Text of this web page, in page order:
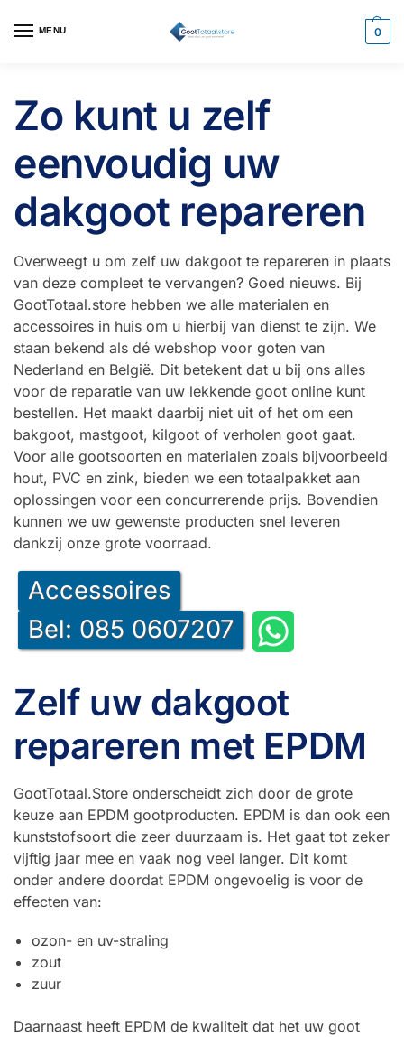
MENU 0
Zo kunt u zelf
eenvoudig uw
dakgoot repareren
Overweegt u om zelf uw dakgoot te repareren in plaats
van deze compleet te vervangen? Goed nieuws. Bij
GootTotaal.store hebben we alle materialen en
accessoires in huis om u hierbij van dienst te zijn. We
staan bekend als dé webshop voor goten van
Nederland en België. Dit betekent dat u bij ons alles
voor de reparatie van uw lekkende goot online kunt
bestellen. Het maakt daarbij niet uit of het om een
bakgoot, mastgoot, kilgoot of verholen goot gaat.
Voor alle gootsoorten en materialen zoals bijvoorbeeld
hout, PVC en zink, bieden we een totaalpakket aan
oplossingen voor een concurrerende prijs. Bovendien
kunnen we uw gewenste producten snel leveren
dankzij onze grote voorraad.
Accessoires
Bel: 085 0607207
Zelf uw dakgoot
repareren met EPDM
GootTotaal.Store onderscheidt zich door de grote
keuze aan EPDM gootproducten. EPDM is dan ook een
kunststofsoort die zeer duurzaam is. Het gaat tot zeker
vijftig jaar mee en vaak nog veel langer. Dit komt
onder andere doordat EPDM ongevoelig is voor de
effecten van:
ozon- en uv-straling
zout
zuur
Daarnaast heeft EPDM de kwaliteit dat het uw goot